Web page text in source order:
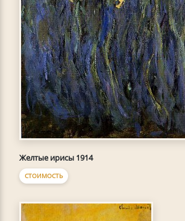
Желтые ирисы 1914
СТОИМОСТЬ